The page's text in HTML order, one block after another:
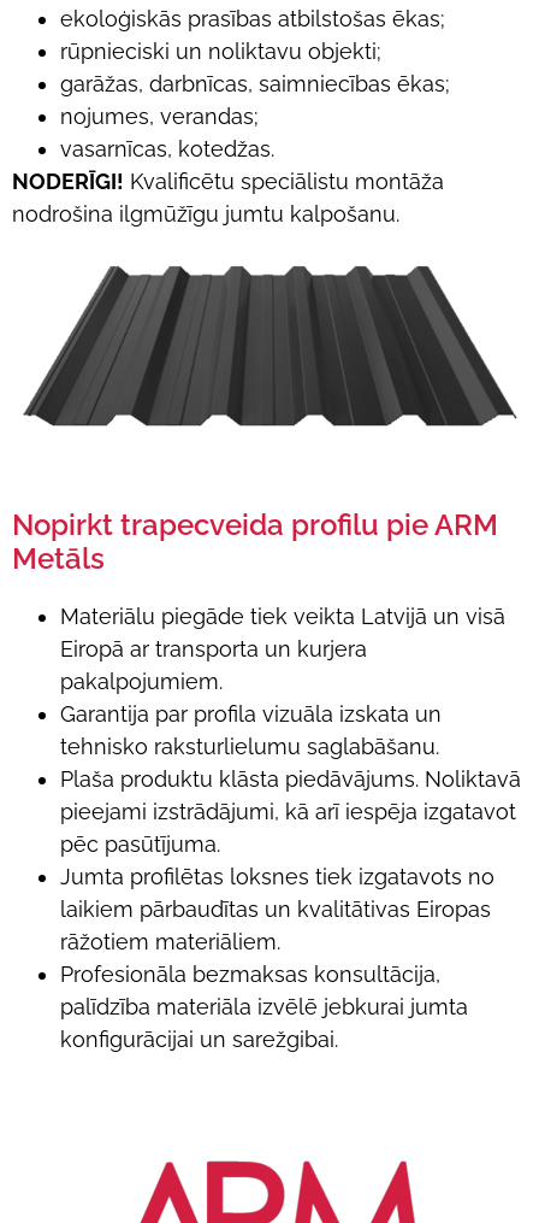
ekoloģiskās prasības atbilstošas ēkas;
rūpnieciski un noliktavu objekti;
garāžas, darbnīcas, saimniecības ēkas;
nojumes, verandas;
vasarnīcas, kotedžas.
NODERĪGI! Kvalificētu speciālistu montāža
nodrošina ilgmūžīgu jumtu kalpošanu.
Nopirkt trapecveida profilu pie ARM
Metāls
Materiālu piegāde tiek veikta Latvijā un visā
Eiropā ar transporta un kurjera
pakalpojumiem.
Garantija par profila vizuāla izskata un
tehnisko raksturlielumu saglabāšanu.
Plaša produktu klāsta piedāvājums. Noliktavā
pieejami izstrādājumi, kā arī iespēja izgatavot
pēc pasūtījuma.
Jumta profilētas loksnes tiek izgatavots no
laikiem pārbaudītas un kvalitātivas Eiropas
rāžotiem materiāliem.
Profesionāla bezmaksas konsultācija,
palīdzība materiāla izvēlē jebkurai jumta
konfigurācijai un sarežgibai.